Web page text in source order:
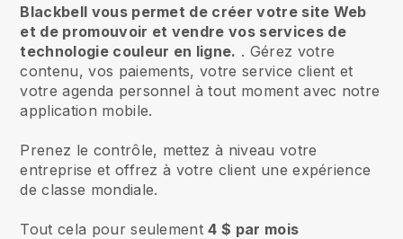
Blackbell vous permet de créer votre site Web
et de promouvoir et vendre vos services de
technologie couleur en ligne. . Gérez votre
contenu, vos paiements, votre service client et
votre agenda personnel à tout moment avec notre
application mobile.
Prenez le contrôle, mettez à niveau votre
entreprise et offrez à votre client une expérience
de classe mondiale.
Tout cela pour seulement4 $ par mois